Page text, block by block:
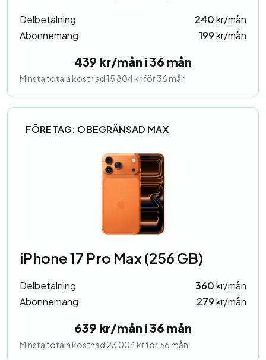
Delbetalning 240kr/mån
Abonnemang
199kr/mån
439 kr/mån i 36 mån
Minsta totala kostnad 15 804 kr för 36 mån
FÖRETAG: OBEGRÄNSAD MAX
iPhone 17 Pro Max (256 GB)
Delbetalning 360kr/mån
Abonnemang
279kr/mån
639 kr/mån i 36 mån
Minsta totala kostnad 23 004 kr för 36 mån